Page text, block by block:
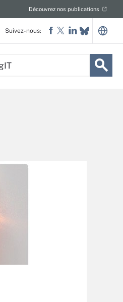
Découvrez nos publications
Suivez-nous: